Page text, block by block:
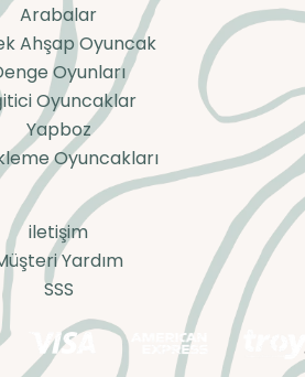
Arabalar
Ahşap Oyuncak
Oyunları
Oyuncaklar
Yapboz
Oyuncakları
iletişim
Yardım
SSS